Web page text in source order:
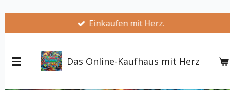
springen
Einkaufen mit Herz.
Das Online-Kaufhaus mit Herz